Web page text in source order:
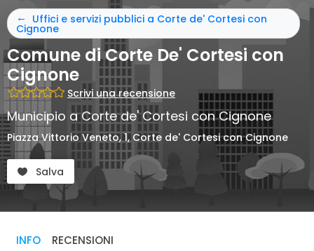
Uffici e servizi pubblici a Corte de' Cortesi con
Cignone
Comune di Corte De' Cortesi con
Cignone
Scrivi una recensione
Municipio a Corte de' Cortesi con Cignone
Piazza Vittorio Veneto, 1, Corte de' Cortesi con Cignone
Salva
INFO RECENSIONI